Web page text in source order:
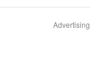
Advertising